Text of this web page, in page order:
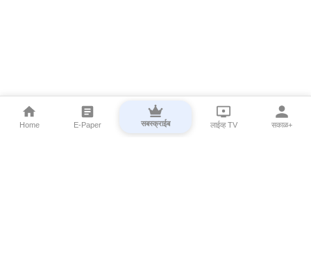
Home E-Paper सबस्क्राईब लाईव्ह TV सकाळ+